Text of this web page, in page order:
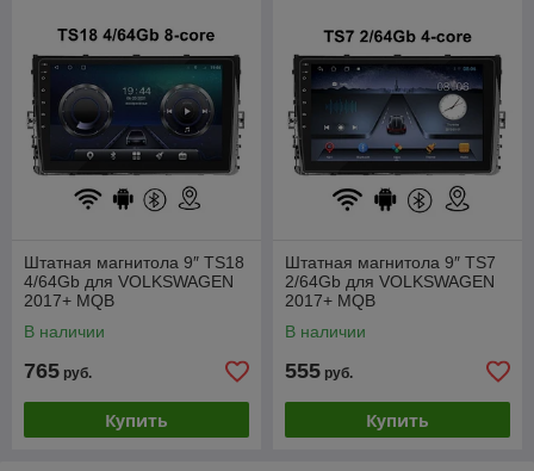
Штатная магнитола 9″ TS18
4/64Gb для VOLKSWAGEN
2017+ MQB
В наличии
765 руб.
Купить
Штатная магнитола 9″ TS7
2/64Gb для VOLKSWAGEN
2017+ MQB
В наличии
555 руб.
Купить